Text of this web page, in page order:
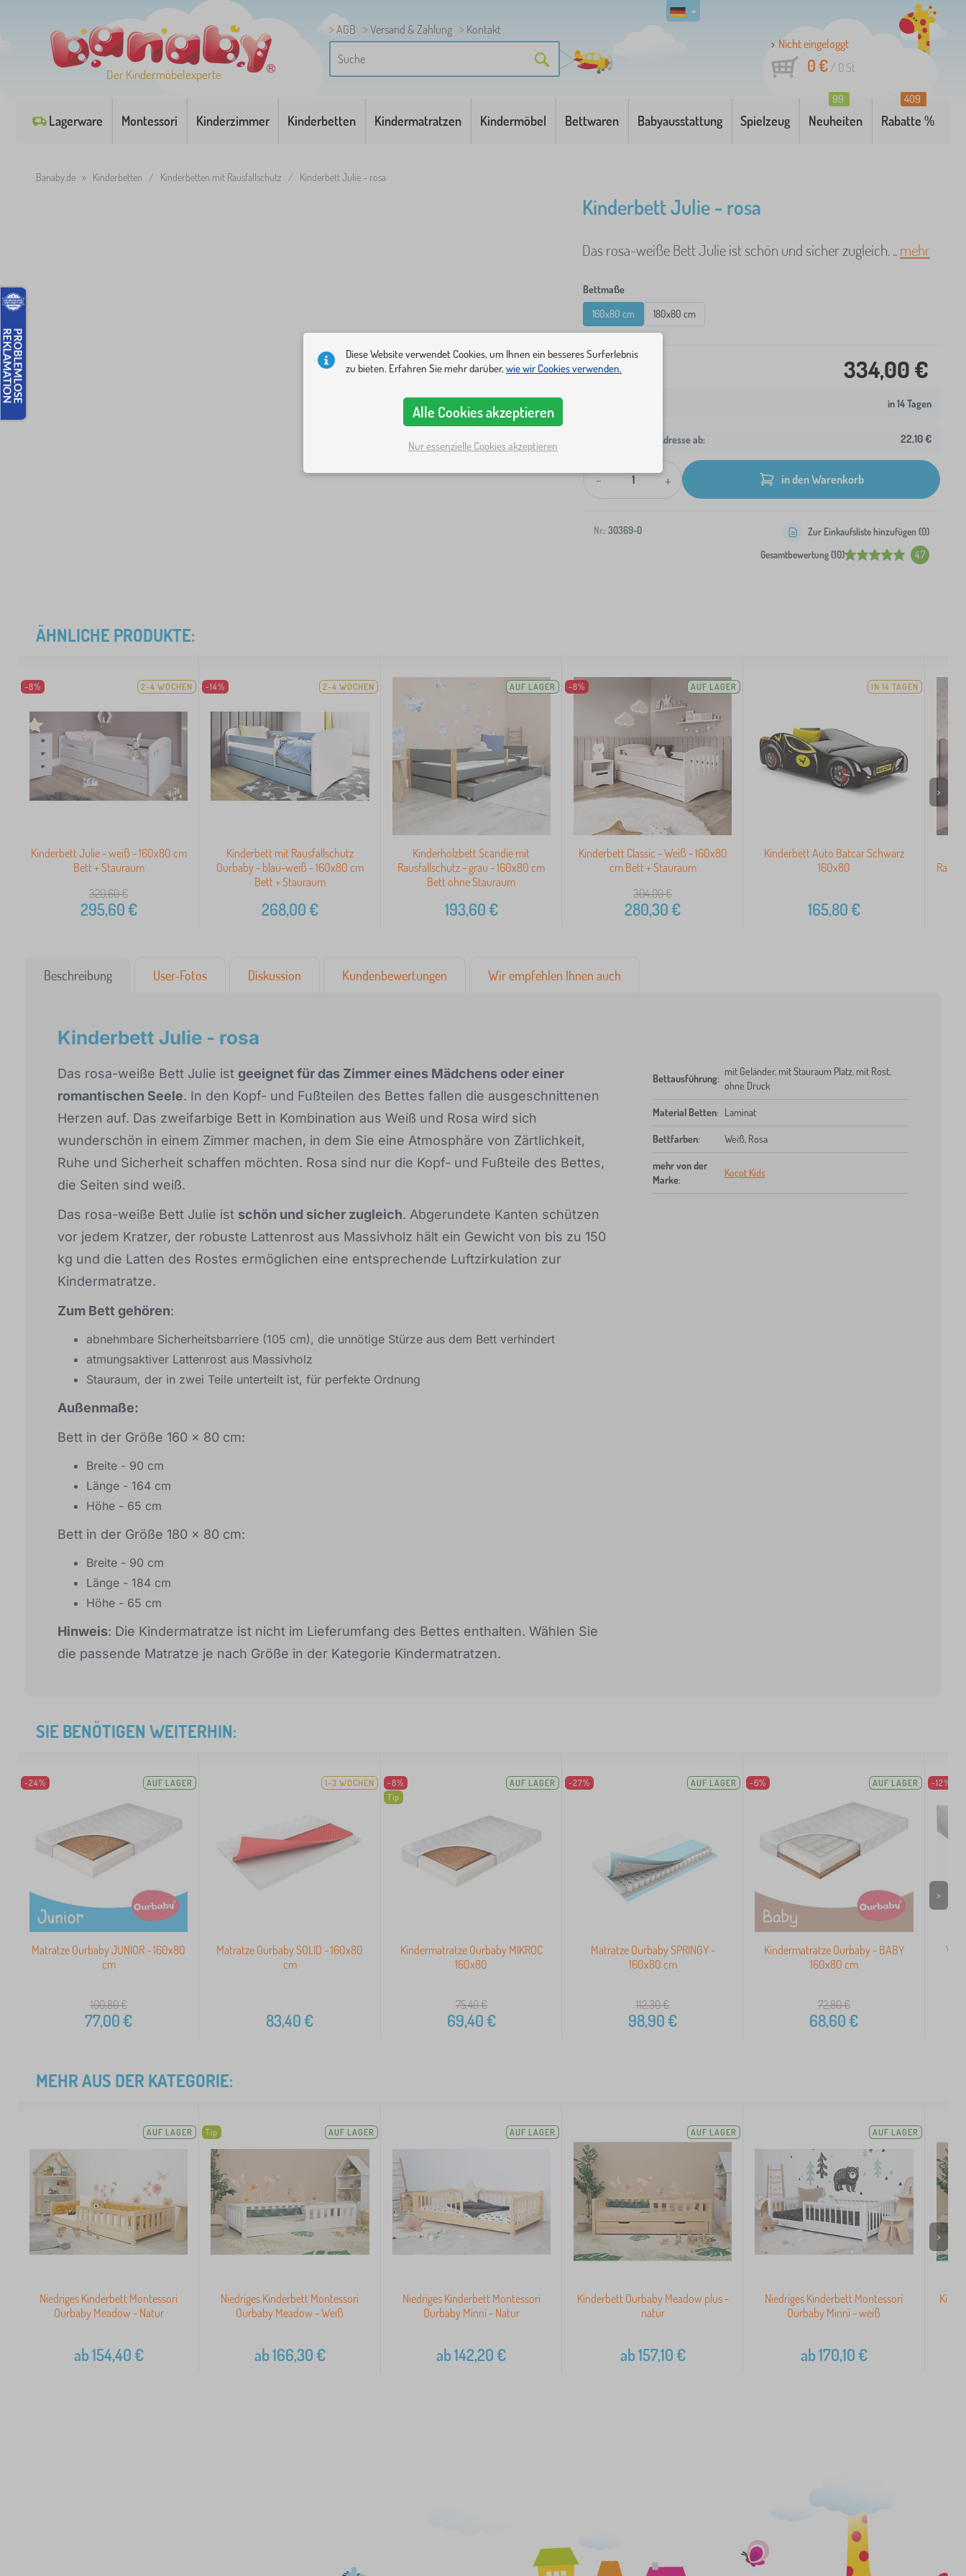
Der Kindermöbelexperte
AGB Versand & Zahlung
Kontakt
Nicht eingeloggt
0 €/ 0 St
Lagerware Montessori Kinderzimmer Kinderbetten Kindermatratzen Kindermöbel Bettwaren Babyausstattung Spielzeug Neuheiten
99
Rabatte %
409
Banaby.de » Kinderbetten / Kinderbetten mit Rausfallschutz / Kinderbett Julie - rosa
Kinderbett Julie - rosa
Das rosa-weiße Bett Julie ist schön und sicher zugleich. ..mehr
Bettmaße
160x80 cm
180x80 cm
334,00 €
in 14 Tagen
Versand an Ihre Adresse ab: 22,10 €
- + in den Warenkorb
Nr.: 30369-0
Gesamtbewertung (10) 4.7
Zur Einkaufsliste hinzufügen (0)
ÄHNLICHE PRODUKTE:
-8% 2-4 WOCHEN
Kinderbett Julie - weiß - 160x80 cm
Bett + Stauraum
320,60€
295,60€
-14% 2-4 WOCHEN
Kinderbett mit Rausfallschutz
Ourbaby - blau-weiß - 160x80 cm
Bett + Stauraum
268,00€
AUF LAGER
Kinderholzbett Scandie mit
Rausfallschutz - grau - 160x80 cm
Bett ohne Stauraum
193,60€
-8% AUF LAGER
Kinderbett Classic - Weiß - 160x80
cm Bett + Stauraum
304,00€
280,30€
IN 14 TAGEN
Kinderbett Auto Batcar Schwarz
160x80
165,80€
>
Beschreibung User-Fotos Diskussion Kundenbewertungen Wir empfehlen Ihnen auch
Kinderbett Julie - rosa
Das rosa-weiße Bett Julie ist geeignet für das Zimmer eines Mädchens oder einer
romantischen Seele. In den Kopf- und Fußteilen des Bettes fallen die ausgeschnittenen
Herzen auf. Das zweifarbige Bett in Kombination aus Weiß und Rosa wird sich
wunderschön in einem Zimmer machen, in dem Sie eine Atmosphäre von Zärtlichkeit,
Ruhe und Sicherheit schaffen möchten. Rosa sind nur die Kopf- und Fußteile des Bettes,
die Seiten sind weiß.
Das rosa-weiße Bett Julie ist schön und sicher zugleich. Abgerundete Kanten schützen
vor jedem Kratzer, der robuste Lattenrost aus Massivholz hält ein Gewicht von bis zu 150
kg und die Latten des Rostes ermöglichen eine entsprechende Luftzirkulation zur
Kindermatratze.
Zum Bett gehören:
abnehmbare Sicherheitsbarriere (105 cm), die unnötige Stürze aus dem Bett verhindert
atmungsaktiver Lattenrost aus Massivholz
Stauraum, der in zwei Teile unterteilt ist, für perfekte Ordnung
Außenmaße:
Bett in der Größe 160 x 80 cm:
Breite - 90 cm
Länge - 164 cm
Höhe - 65 cm
Bett in der Größe 180 x 80 cm:
Breite - 90 cm
Länge - 184 cm
Höhe - 65 cm
Hinweis: Die Kindermatratze ist nicht im Lieferumfang des Bettes enthalten. Wählen Sie
die passende Matratze je nach Größe in der Kategorie Kindermatratzen.
Bettausführung:
mit Geländer, mit Stauraum Platz, mit Rost,
ohne Druck
Material Betten: Laminat
Bettfarben: Weiß, Rosa
mehr von der
Marke:
Kocot Kids
SIE BENÖTIGEN WEITERHIN:
-24% AUF LAGER
Matratze Ourbaby JUNIOR - 160x80
cm
100,80€
77,00€
1-3 WOCHEN
Matratze Ourbaby SOLID - 160x80
cm
83,40€
-8%
Tip
AUF LAGER
Kindermatratze Ourbaby MIKROC
160x80
75,40€
69,40€
-27% AUF LAGER
Matratze Ourbaby SPRINGY -
160x80 cm
112,30€
98,90€
-6% AUF LAGER
Kindermatratze Ourbaby - BABY
160x80 cm
72,80€
68,60€
-12%
>
MEHR AUS DER KATEGORIE:
AUF LAGER
Niedriges Kinderbett Montessori
Ourbaby Meadow - Natur
ab154,40€
Tip AUF LAGER
Niedriges Kinderbett Montessori
Ourbaby Meadow - Weiß
ab166,30€
AUF LAGER
Niedriges Kinderbett Montessori
Ourbaby Minni - Natur
ab142,20€
AUF LAGER
Kinderbett Ourbaby Meadow plus -
natur
ab157,10€
AUF LAGER
Niedriges Kinderbett Montessori
Ourbaby Minni - weiß
ab170,10€
>
Diese Website verwendet Cookies, um Ihnen ein besseres Surferlebnis
zu bieten. Erfahren Sie mehr darüber, wie wir Cookies verwenden.
Alle Cookies akzeptieren
Nur essenzielle Cookies akzeptieren